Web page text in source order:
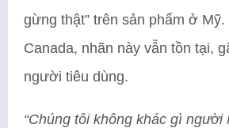
gừng thật” trên sản phẩm ở Mỹ.
Canada, nhãn này vẫn tồn tại,
người tiêu dùng.
“Chúng tôi không khác gì người